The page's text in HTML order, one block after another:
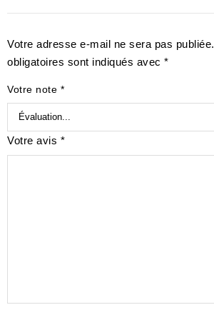
Votre adresse e-mail ne sera pas publiée.
obligatoires sont indiqués avec *
Votre note *
Votre avis *